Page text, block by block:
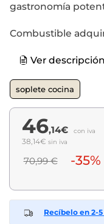
gastronomía
Combustible
Ver descripción
soplete cocina
46,14€ con iva
38,14€ sin iva
70,99 € -35%
Recíbelo en 2-5